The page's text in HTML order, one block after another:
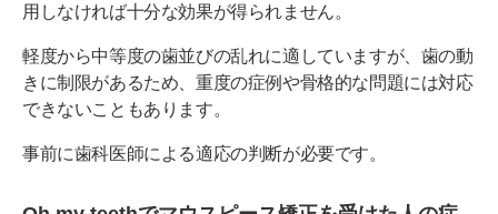
用しなければ十分な効果が得られません。
軽度から中等度の歯並びの乱れに適していますが、歯の動
きに制限があるため、重度の症例や骨格的な問題には対応
できないこともあります。
事前に歯科医師による適応の判断が必要です。